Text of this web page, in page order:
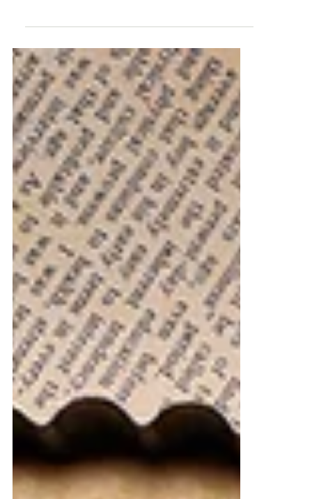
Rezepte
Zitronenkuchen-glutenfrei
Zutaten Kuchen: ergibt 12-14 Portionen 250 g
Butter, Zimmertemperatur 150 g Bio-Rohrzucker 2
EL dickflüssiger Honig (z.B. Rapshonig) 2 TL...